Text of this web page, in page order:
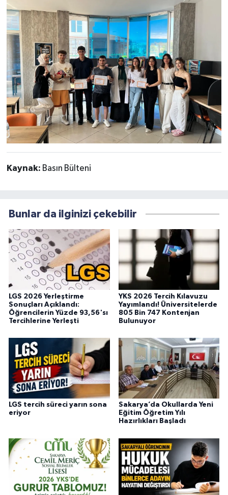
Kaynak: Basın Bülteni
Bunlar da ilginizi çekebilir
LGS 2026 Yerleştirme
Sonuçları Açıklandı:
Öğrencilerin Yüzde 93,56'sı
Tercihlerine Yerleşti
YKS 2026 Tercih Kılavuzu
Yayımlandı! Üniversitelerde
805 Bin 747 Kontenjan
Bulunuyor
LGS tercih süreci yarın sona
eriyor
Sakarya’da Okullarda Yeni
Eğitim Öğretim Yılı
Hazırlıkları Başladı